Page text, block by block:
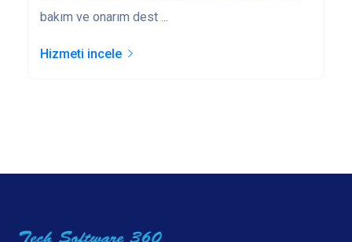
bakım ve onarım dest ...
Hizmeti incele